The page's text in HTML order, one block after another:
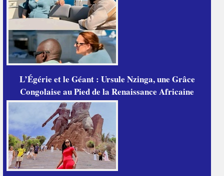
L’Égérie et le Géant : Ursule Nzinga, une Grâce
Congolaise au Pied de la Renaissance Africaine